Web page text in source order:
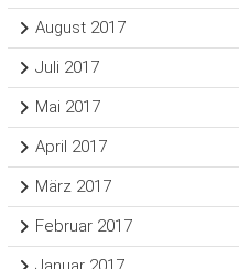
August 2017
Juli 2017
Mai 2017
April 2017
März 2017
Februar 2017